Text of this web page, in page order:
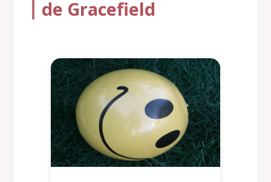
de Gracefield